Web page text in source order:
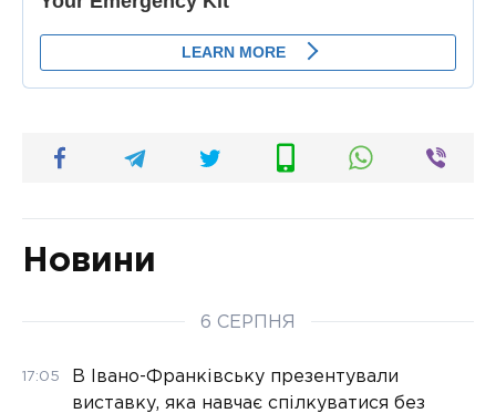
Новини
6 СЕРПНЯ
17:05
В Івано-Франківську презентували
виставку, яка навчає спілкуватися без